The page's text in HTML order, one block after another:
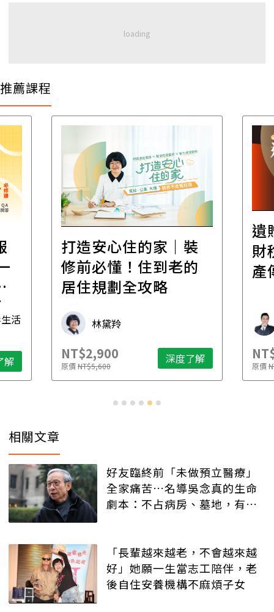
推薦課程
活
解
打造安心住的家｜裝
修前必懂！住到老的
居住規劃全攻略
林黛羚
NT$2,900
原價NT$5,600 深度了解
遺
財
產
原價
相關文章
好友臨終前「未做預立醫療」
全家痛苦…名導吳念真的生命
劇本：不占病房、墓地，有人
「長輩越來越老，不會越來越
好」她願一生當志工陪伴，老
後自住安養機構不麻煩子女